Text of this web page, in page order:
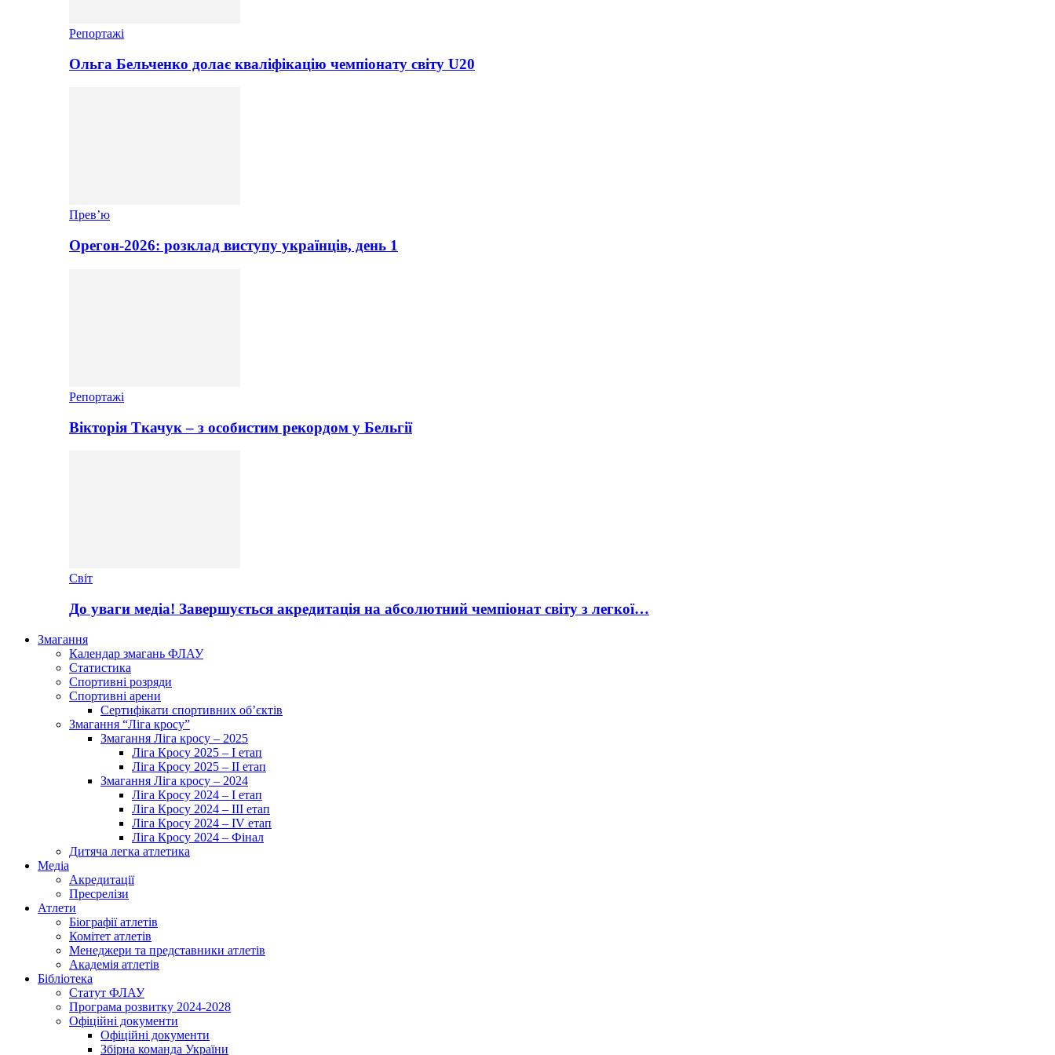
Репортажі
Ольга Бельченко долає кваліфікацію чемпіонату світу U20
Прев’ю
Орегон-2026: розклад виступу українців, день 1
Репортажі
Вікторія Ткачук – з особистим рекордом у Бельгії
Світ
До уваги медіа! Завершується акредитація на абсолютний чемпіонат світу з легкої…
Змагання
Календар змагань ФЛАУ
Статистика
Спортивні розряди
Спортивні арени
Сертифікати спортивних об’єктів
Змагання “Ліга кросу”
Змагання Ліга кросу – 2025
Ліга Кросу 2025 – I етап
Ліга Кросу 2025 – II етап
Змагання Ліга кросу – 2024
Ліга Кросу 2024 – I етап
Ліга Кросу 2024 – III етап
Ліга Кросу 2024 – IV етап
Ліга Кросу 2024 – Фінал
Дитяча легка атлетика
Медіа
Акредитації
Пресрелізи
Атлети
Біографії атлетів
Комітет атлетів
Менеджери та представники атлетів
Академія атлетів
Бібліотека
Статут ФЛАУ
Програма розвитку 2024-2028
Офіційні документи
Офіційні документи
Збірна команда України